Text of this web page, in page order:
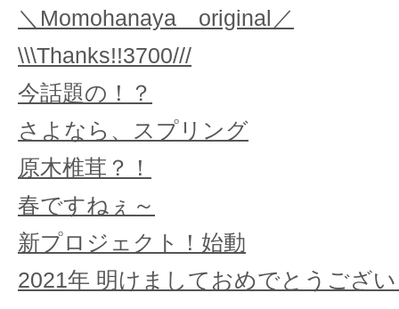
＼Momohanaya original／
\\\Thanks!!3700///
今話題の！？
さよなら、スプリング
原木椎茸？！
春ですねぇ～
新プロジェクト！始動
2021年 明けましておめでとうござ